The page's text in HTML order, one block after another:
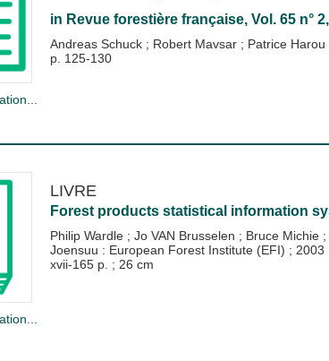
in Revue forestière française, Vol. 65 n°
Andreas Schuck ; Robert Mavsar ; Patrice Harou
p. 125-130
LIVRE
Forest products statistical information
Philip Wardle ; Jo VAN Brusselen ; Bruce Michie ;
Joensuu : European Forest Institute (EFI) ; 2003
xvii-165 p. ; 26 cm